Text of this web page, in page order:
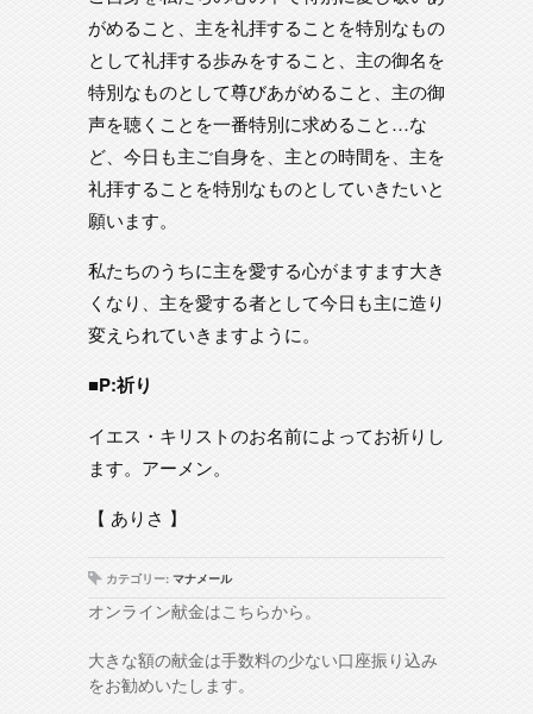
がめること、主を礼拝することを特別なもの
として礼拝する歩みをすること、主の御名を
特別なものとして尊びあがめること、主の御
声を聴くことを一番特別に求めること…な
ど、今日も主ご自身を、主との時間を、主を
礼拝することを特別なものとしていきたいと
願います。
私たちのうちに主を愛する心がますます大き
くなり、主を愛する者として今日も主に造り
変えられていきますように。
■P:祈り
イエス・キリストのお名前によってお祈りし
ます。アーメン。
【 ありさ 】
カテゴリー: マナメール
オンライン献金はこちらから。
大きな額の献金は手数料の少ない口座振り込み
をお勧めいたします。